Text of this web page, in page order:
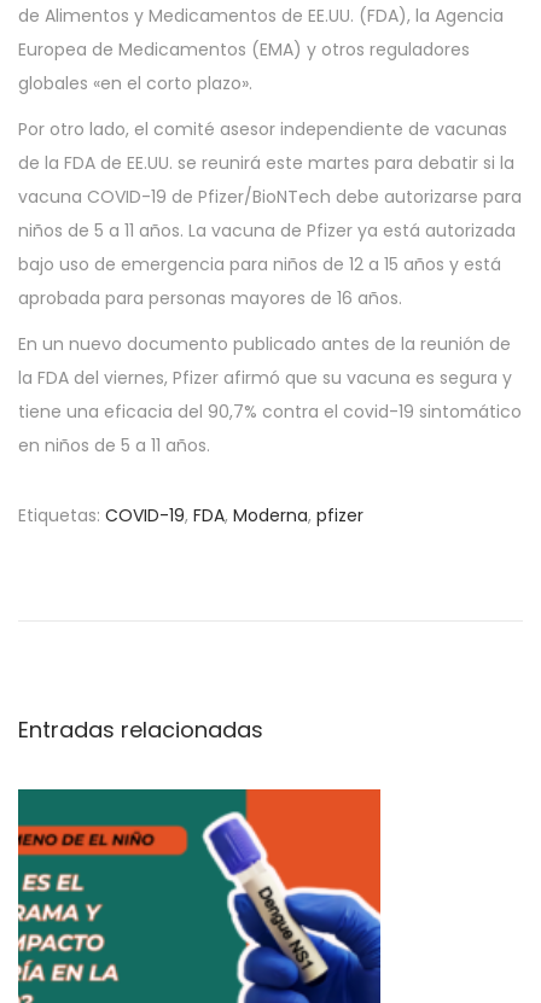
de Alimentos y Medicamentos de EE.UU. (FDA), la Agencia
Europea de Medicamentos (EMA) y otros reguladores
globales «en el corto plazo».
Por otro lado, el comité asesor independiente de vacunas
de la FDA de EE.UU. se reunirá este martes para debatir si la
vacuna COVID-19 de Pfizer/BioNTech debe autorizarse para
niños de 5 a 11 años. La vacuna de Pfizer ya está autorizada
bajo uso de emergencia para niños de 12 a 15 años y está
aprobada para personas mayores de 16 años.
En un nuevo documento publicado antes de la reunión de
la FDA del viernes, Pfizer afirmó que su vacuna es segura y
tiene una eficacia del 90,7% contra el covid-19 sintomático
en niños de 5 a 11 años.
Etiquetas: COVID-19, FDA, Moderna, pfizer
F
c
i
l
i
t
y
e
Entradas relacionadas